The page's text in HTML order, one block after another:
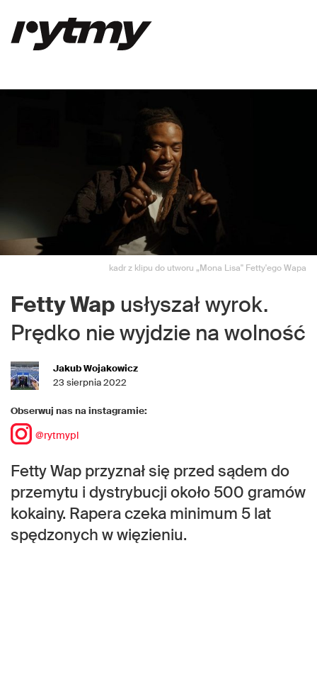
kadr z klipu do utworu „Mona Lisa" Fetty'ego Wapa
Fetty Wap usłyszał wyrok.
Prędko nie wyjdzie na wolność
Jakub Wojakowicz
23 sierpnia 2022
Obserwuj nas na instagramie:
@rytmypl
Fetty Wap przyznał się przed sądem do
przemytu i dystrybucji około 500 gramów
kokainy. Rapera czeka minimum 5 lat
spędzonych w więzieniu.